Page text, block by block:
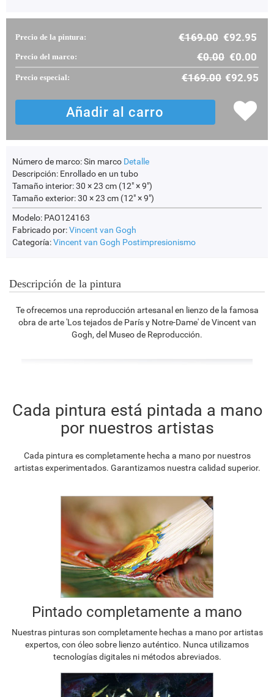
Precio de la pintura: €169.00 €92.95
Precio del marco: €0.00 €0.00
Precio especial: €169.00 €92.95
Número de marco:Sin marco Detalle
Descripción: Enrollado en un tubo
Tamaño interior:30 × 23 cm (12" × 9")
Tamaño exterior:30 × 23 cm (12" × 9")
Modelo: PAO124163
Fabricado por:Vincent van Gogh
Categoría:Vincent van Gogh Postimpresionismo
Descripción de la pintura
Te ofrecemos una reproducción artesanal en lienzo de la famosa
obra de arte 'Los tejados de París y Notre-Dame' de Vincent van
Gogh, del Museo de Reproducción.
Cada pintura está pintada a mano
por nuestros artistas
Cada pintura es completamente hecha a mano por nuestros
artistas experimentados. Garantizamos nuestra calidad superior.
Pintado completamente a mano
Nuestras pinturas son completamente hechas a mano por artistas
expertos, con óleo sobre lienzo auténtico. Nunca utilizamos
tecnologías digitales ni métodos abreviados.